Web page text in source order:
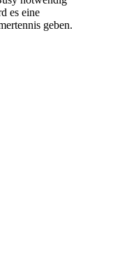
es eine
geben.